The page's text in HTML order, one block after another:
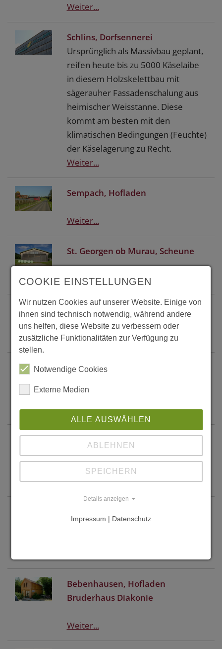
Weiter...
Schlins, Dorfsennerei
Ursprünglich als Massivbau geplant,
reifen heute bis zu 5000 Käselaibe
in diesem Holzskelettbau mit
sägerauher Fassadenschalung aus
heimischer Weisstanne. Diese
kommt am besten mit den
klimatischen Bedingungen (Feuchte)
der Käselagerung zu Recht.
Weiter...
Sempach, Hofladen
Weiter...
St. Georgen ob Murau, Scheune
Weiter...
Tennenbronn, Schwarzwaldhof
Weiter...
Waldböckelheim, Holzfassade
Weiter...
Welschneudorf,
Nebengebäude/Scheune
Weiter...
Lärchenholzverschalter
Bebenhausen, Hofladen
Bruderhaus Diakonie
Weiter...
COOKIE EINSTELLUNGEN
Wir nutzen Cookies auf unserer Website. Einige von
ihnen sind technisch notwendig, während andere
uns helfen, diese Website zu verbessern oder
zusätzliche Funktionalitäten zur Verfügung zu
stellen.
Notwendige Cookies
Externe Medien
ALLE AUSWÄHLEN
ABLEHNEN
SPEICHERN
Details anzeigen
Impressum | Datenschutz